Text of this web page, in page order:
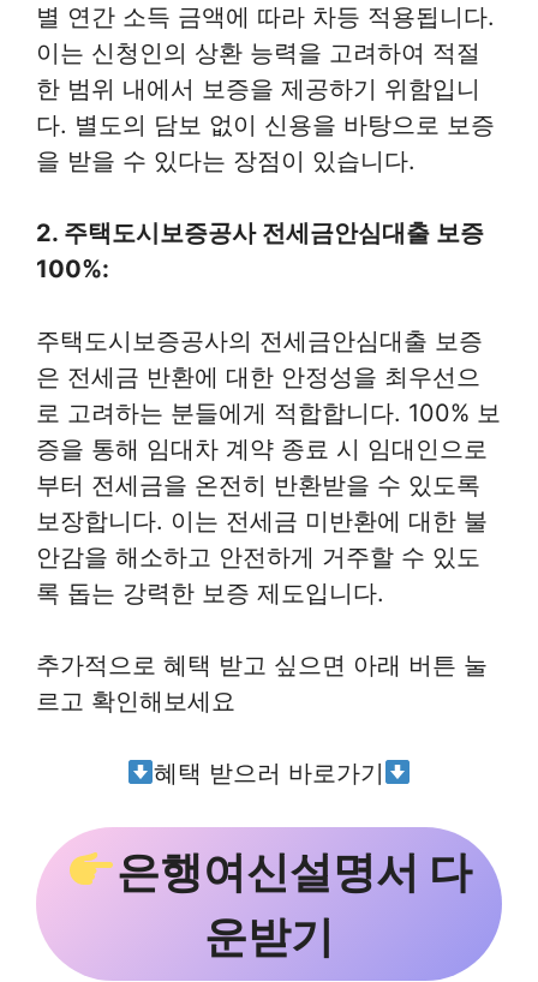
별 연간 소득 금액에 따라 차등 적용됩니다.
이는 신청인의 상환 능력을 고려하여 적절
한 범위 내에서 보증을 제공하기 위함입니
다. 별도의 담보 없이 신용을 바탕으로 보증
을 받을 수 있다는 장점이 있습니다.
2. 주택도시보증공사 전세금안심대출 보증
100%:
주택도시보증공사의 전세금안심대출 보증
은 전세금 반환에 대한 안정성을 최우선으
로 고려하는 분들에게 적합합니다. 100% 보
증을 통해 임대차 계약 종료 시 임대인으로
부터 전세금을 온전히 반환받을 수 있도록
보장합니다. 이는 전세금 미반환에 대한 불
안감을 해소하고 안전하게 거주할 수 있도
록 돕는 강력한 보증 제도입니다.
추가적으로 혜택 받고 싶으면 아래 버튼 눌
르고 확인해보세요
혜택 받으러 바로가기
은행여신설명서 다
운받기